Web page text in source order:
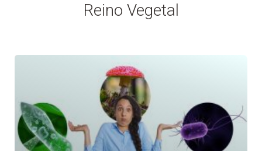
Reino Vegetal